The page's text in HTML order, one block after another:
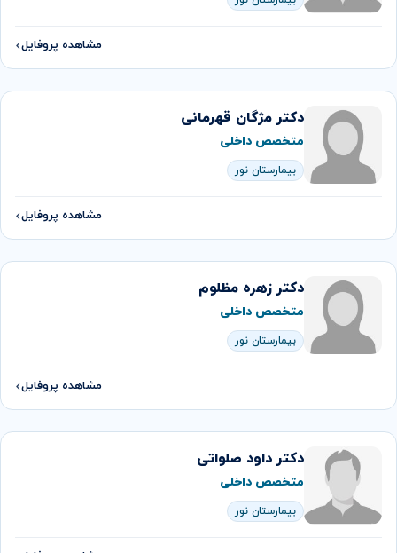
مشاهده پروفایل
دکتر مژگان قهرمانی
متخصص داخلی
بیمارستان نور
مشاهده پروفایل
دکتر زهره مظلوم
متخصص داخلی
بیمارستان نور
مشاهده پروفایل
دکتر داود صلواتی
متخصص داخلی
بیمارستان نور